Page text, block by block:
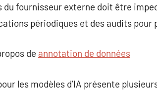
du fournisseur externe doit être
périodiques et des audits pour
de annotation de données
les modèles d’IA présente